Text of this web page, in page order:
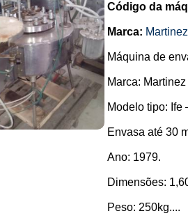
Código da
Marca:
Máquina de
Marca:
Modelo tipo: Ife
Envasa até 30
Ano: 1979.
Dimensões:
Peso: 250kg....